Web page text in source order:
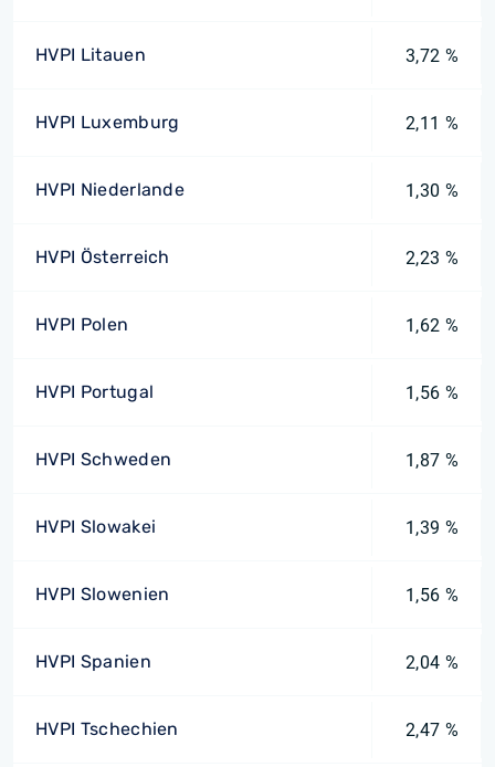
HVPI Litauen 3,72 %
HVPI Luxemburg 2,11 %
HVPI Niederlande 1,30 %
HVPI Österreich 2,23 %
HVPI Polen 1,62 %
HVPI Portugal 1,56 %
HVPI Schweden 1,87 %
HVPI Slowakei 1,39 %
HVPI Slowenien 1,56 %
HVPI Spanien 2,04 %
HVPI Tschechien 2,47 %